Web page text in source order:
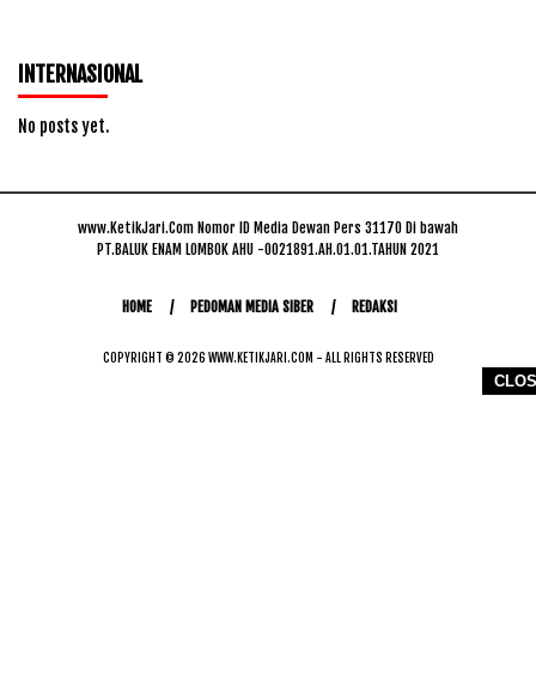
INTERNASIONAL
No posts yet.
www.KetikJari.Com Nomor ID Media Dewan Pers 31170 Di bawah
PT.BALUK ENAM LOMBOK AHU -0021891.AH.01.01.TAHUN 2021
HOME PEDOMAN MEDIA SIBER REDAKSI
COPYRIGHT © 2026 WWW.KETIKJARI.COM - ALL RIGHTS RESERVED